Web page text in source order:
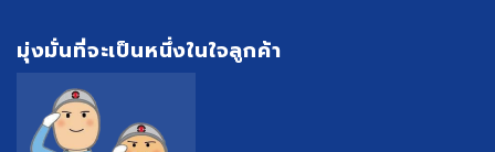
มุ่งมั่นที่จะเป็นหนึ่งในใจลูกค้า